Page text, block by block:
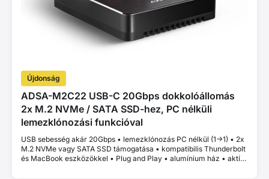
Újdonság
ADSA-M2C22 USB-C 20Gbps dokkolóállomás
2x M.2 NVMe / SATA SSD-hez, PC nélküli
lemezklónozási funkcióval
USB sebesség akár 20Gbps • lemezklónozás PC nélkül (1->1) • 2x
M.2 NVMe vagy SATA SSD támogatása • kompatibilis Thunderbolt
és MacBook eszközökkel • Plug and Play • alumínium ház • aktív